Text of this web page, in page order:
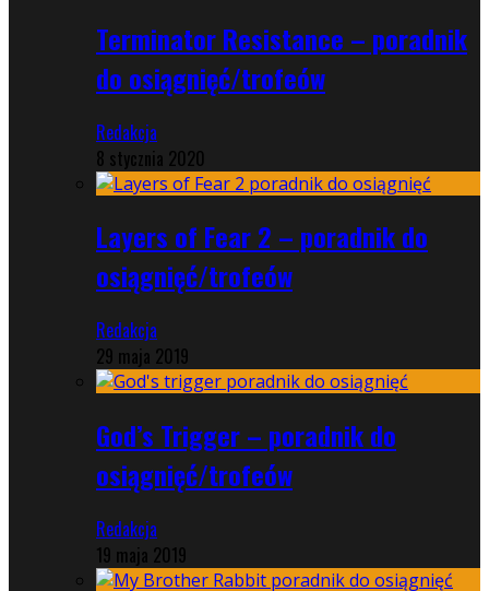
Terminator Resistance – poradnik
do osiągnięć/trofeów
Redakcja
8 stycznia 2020
Layers of Fear 2 – poradnik do
osiągnięć/trofeów
Redakcja
29 maja 2019
God’s Trigger – poradnik do
osiągnięć/trofeów
Redakcja
19 maja 2019